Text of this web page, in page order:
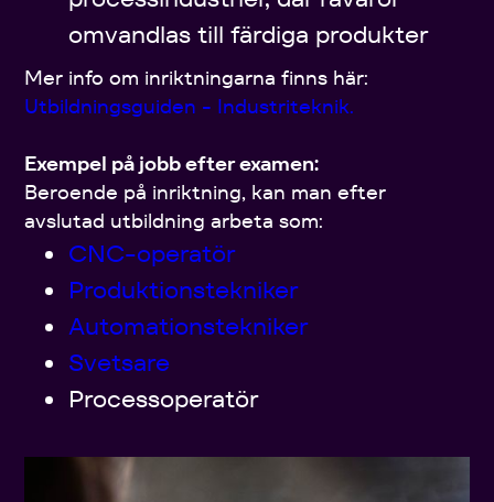
omvandlas till färdiga produkter
Mer info om inriktningarna finns här:
Utbildningsguiden - Industriteknik.
Exempel på jobb efter examen:
Beroende på inriktning, kan man efter
avslutad utbildning arbeta som:
CNC-operatör
Produktionstekniker
Automationstekniker
Svetsare
Processoperatör